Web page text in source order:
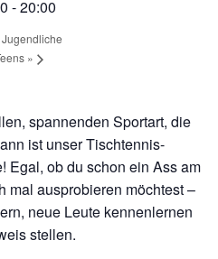
-20:00
»
spannenden Sportart, die
ist unser Tischtennis-
Egal, ob du schon ein Ass am
mal ausprobieren möchtest –
neue Leute kennenlernen
stellen.